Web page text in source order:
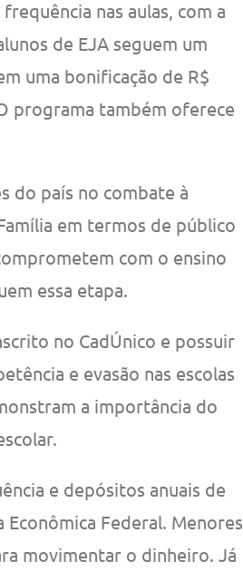
nas aulas, com a
de EJA seguem um
uma bonificação de R$
programa também oferece
do país no combate à
em termos de público
com o ensino
essa etapa.
no CadÚnico e possuir
e evasão nas escolas
a importância do
e depósitos anuais de
Federal. Menores
movimentar o dinheiro. Já